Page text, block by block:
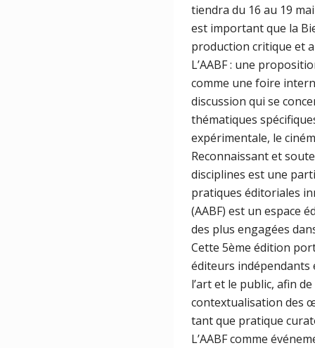
tiendra du 16 au 19
est important que la
production critique et
L’AABF : une
comme une foire
discussion qui se
thématiques
expérimentale, le
Reconnaissant et
disciplines est une
pratiques éditoriales
(AABF) est un espace
des plus engagées
Cette 5ème édition
éditeurs
l’art et le public, afin
contextualisation des
tant que pratique
L’AABF comme